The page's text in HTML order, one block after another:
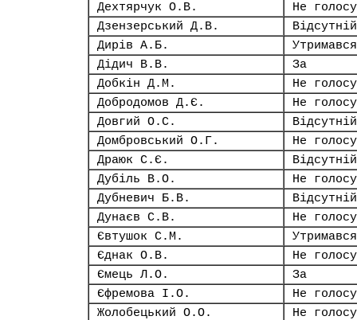
Дехтярчук О.В.
Не
Дзензерський Д.В.
Відсутній
Дирів А.Б.
Утримався
Дідич В.В.
За
Добкін Д.М.
Не
Добродомов Д.Є.
Не
Довгий О.С.
Відсутній
Домбровський О.Г.
Не
Драюк С.Є.
Відсутній
Дубіль В.О.
Не
Дубневич Б.В.
Відсутній
Дунаєв С.В.
Не
Євтушок С.М.
Утримався
Єднак О.В.
Не
Ємець Л.О.
За
Єфремова І.О.
Не
Жолобецький О.О.
Не